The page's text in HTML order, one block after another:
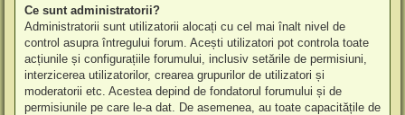
Ce sunt administratorii?
Administratorii sunt utilizatorii alocați cu cel mai înalt nivel de
control asupra întregului forum. Acești utilizatori pot controla toate
acțiunile și configurațiile forumului, inclusiv setările de permisiuni,
interzicerea utilizatorilor, crearea grupurilor de utilizatori și
moderatorii etc. Acestea depind de fondatorul forumului și de
permisiunile pe care le-a dat. De asemenea, au toate capacitățile de